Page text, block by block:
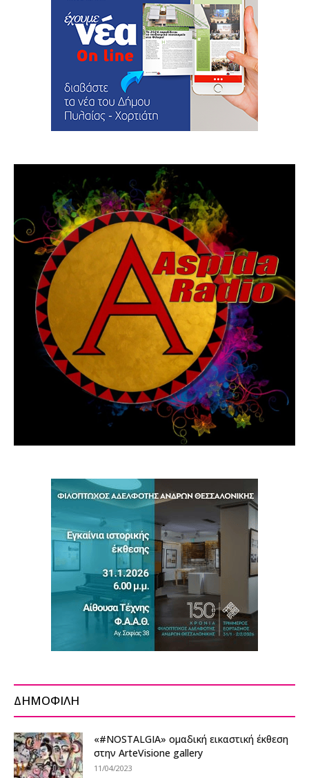
ΔΗΜΟΦΙΛΗ
«#NOSTALGIΑ» ομαδική εικαστική έκθεση
στην ArteVisione gallery
11/04/2023